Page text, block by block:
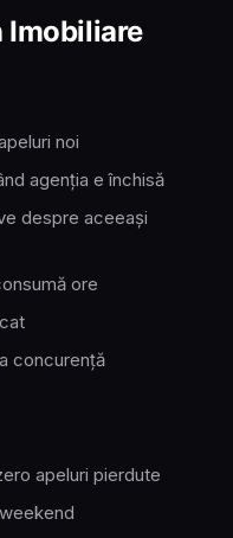
Imobiliare
noi
agenția e închisă
despre aceeași
ore
concurență
apeluri pierdute